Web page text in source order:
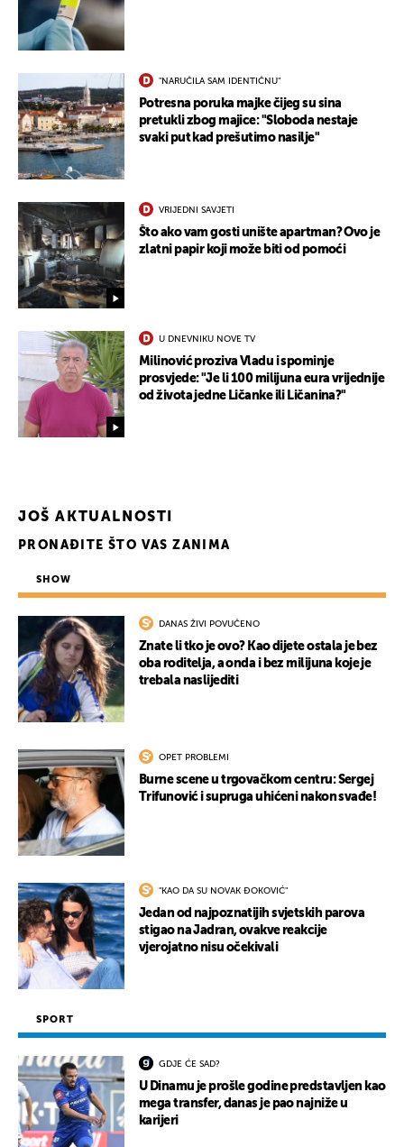
"NARUČILA SAM IDENTIČNU"
Potresna poruka majke čijeg su sina
pretukli zbog majice: "Sloboda nestaje
svaki put kad prešutimo nasilje"
VRIJEDNI SAVJETI
Što ako vam gosti unište apartman? Ovo je
zlatni papir koji može biti od pomoći
U DNEVNIKU NOVE TV
Milinović proziva Vladu i spominje
prosvjede: "Je li 100 milijuna eura vrijednije
od života jedne Ličanke ili Ličanina?"
JOŠ AKTUALNOSTI
PRONAĐITE ŠTO VAS ZANIMA
SHOW
DANAS ŽIVI POVUČENO
Znate li tko je ovo? Kao dijete ostala je bez
oba roditelja, a onda i bez milijuna koje je
trebala naslijediti
OPET PROBLEMI
Burne scene u trgovačkom centru: Sergej
Trifunović i supruga uhićeni nakon svađe!
"KAO DA SU NOVAK ĐOKOVIĆ"
Jedan od najpoznatijih svjetskih parova
stigao na Jadran, ovakve reakcije
vjerojatno nisu očekivali
SPORT
GDJE ĆE SAD?
U Dinamu je prošle godine predstavljen kao
mega transfer, danas je pao najniže u
karijeri
UKLJUČITE NOTIFIKACIJE